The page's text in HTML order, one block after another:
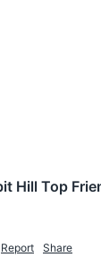
Hill Top
Report Share